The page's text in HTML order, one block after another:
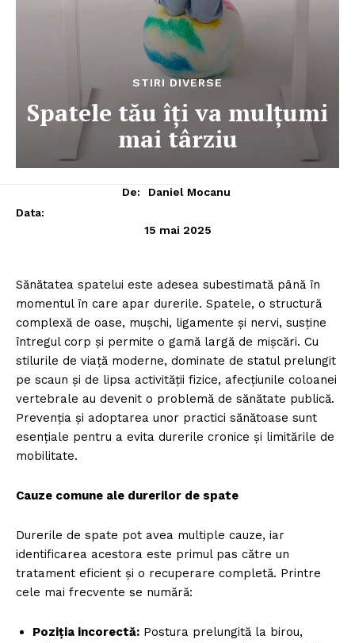
STIRI DIVERSE
Spatele tău îți va mulțumi
mai târziu
De:
Daniel Mocanu
Data:
15 mai 2025
Sănătatea spatelui este adesea subestimată până în
momentul în care apar durerile. Spatele, o structură
complexă de oase, mușchi, ligamente și nervi, susține
întregul corp și permite o gamă largă de mișcări. Cu
stilurile de viață moderne, dominate de statul prelungit
pe scaun și de lipsa activității fizice, afecțiunile coloanei
vertebrale au devenit o problemă de sănătate publică.
Prevenția și adoptarea unor practici sănătoase sunt
esențiale pentru a evita durerile cronice și limitările de
mobilitate.
Cauze comune ale durerilor de spate
Durerile de spate pot avea multiple cauze, iar
identificarea acestora este primul pas către un
tratament eficient și o recuperare completă. Printre
cele mai frecvente se numără:
Poziția incorectă: Postura prelungită la birou,